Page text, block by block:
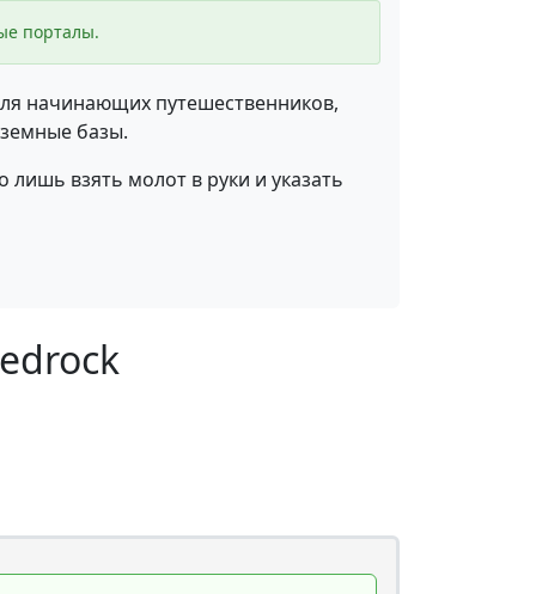
порталы.
начинающих путешественников,
базы.
взять молот в руки и указать